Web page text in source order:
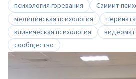
психология горевания
Саммит
медицинская психология
клиническая психология
сообщество